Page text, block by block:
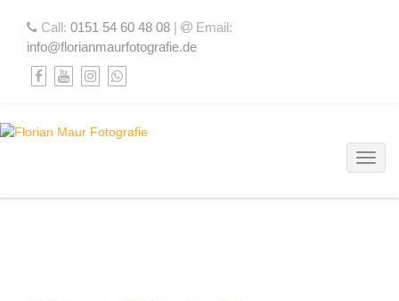
Call: 0151 54 60 48 08 |
Email:
info@florianmaurfotografie.de